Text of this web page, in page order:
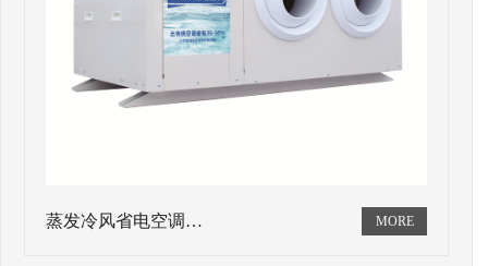
蒸发冷风省电空调…